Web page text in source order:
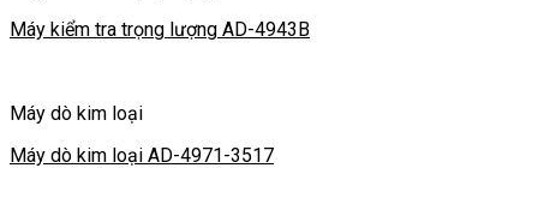
Máy kiểm tra trọng lượng AD-4943B
Máy dò kim loại
Máy dò kim loại AD-4971-3517